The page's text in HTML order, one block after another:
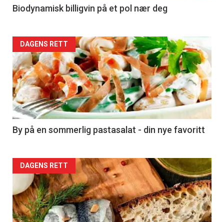
4
Biodynamisk billigvin på et pol nær deg
Forsiden
akkurat
nå
-
5
DAGENS RETT
By på en sommerlig pastasalat - din nye favoritt
Forsiden
akkurat
nå
DAGENS RETT